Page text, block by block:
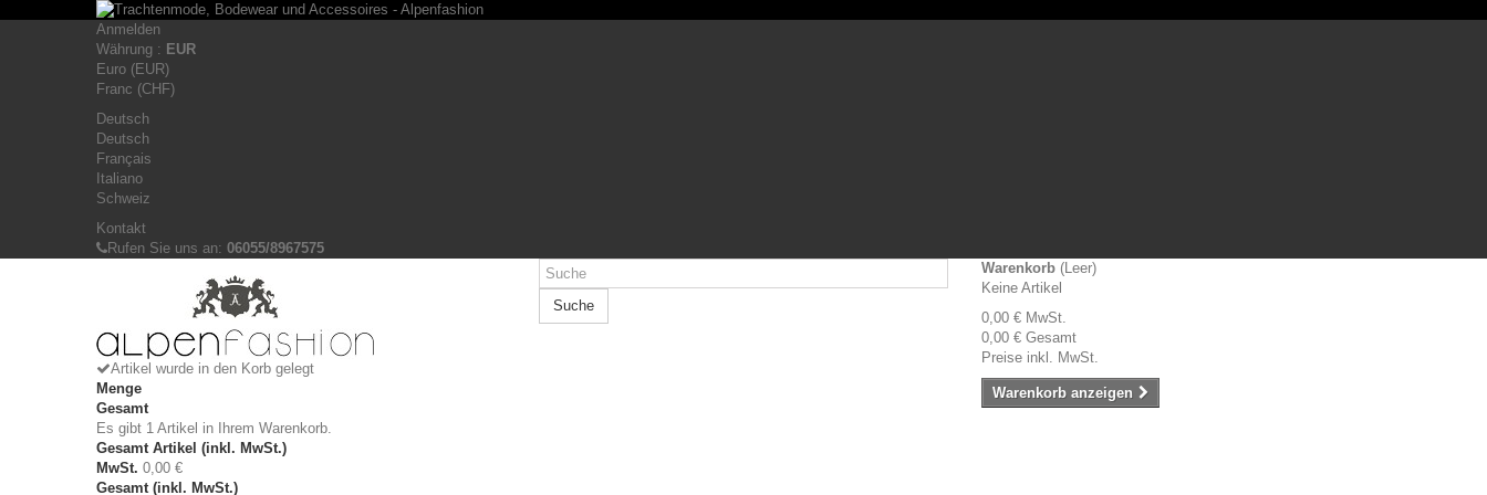
Anmelden
Währung : EUR
Euro (EUR)
Franc (CHF)
Deutsch
Deutsch
Français
Italiano
Schweiz
Kontakt
Rufen Sie uns an: 06055/8967575
Suche
Warenkorb (Leer)
Keine Artikel
0,00 € MwSt.
0,00 € Gesamt
Preise inkl. MwSt.
Warenkorb anzeigen
Artikel wurde in den Korb gelegt
Menge
Gesamt
Es gibt 1 Artikel in Ihrem Warenkorb.
Gesamt Artikel (inkl. MwSt.)
MwSt. 0,00 €
Gesamt (inkl. MwSt.)